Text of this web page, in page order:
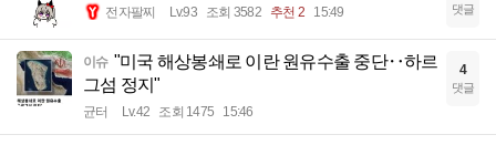
전자팔찌 Lv.93 조회 3582 추천 2 15:49 댓글
이슈 "미국 해상봉쇄로 이란 원유수출 중단‥하르
그섬 정지"
균터 Lv.42 조회 1475 15:46
4
댓글